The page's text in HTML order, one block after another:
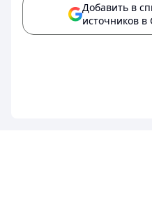
Добавить в
источников в